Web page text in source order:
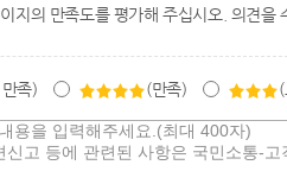
지의 만족도를 평가해 주십시오. 의견을
족) (만족)